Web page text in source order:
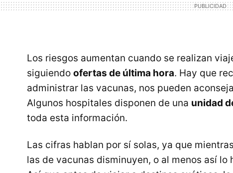
Los riesgos aumentan cuando se realizan
siguiendo ofertas de última hora. Hay que
administrar las vacunas, nos pueden
Algunos hospitales disponen de una unidad
toda esta información.
Las cifras hablan por sí solas, ya que
las de vacunas disminuyen, o al menos así